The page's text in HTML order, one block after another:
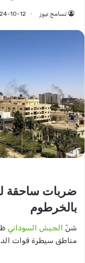
تسامح نيوز 10-12
ضربات ساحقة
بالخرطوم
شنّ الجيش السوداني
مناطق سيطرة قوات